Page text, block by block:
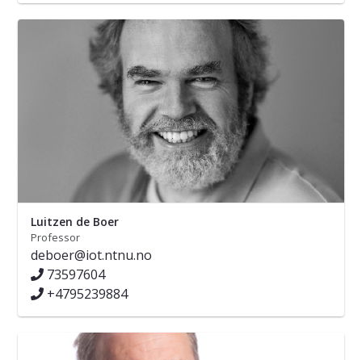
Luitzen de Boer
Professor
deboer@iot.ntnu.no
73597604
+4795239884